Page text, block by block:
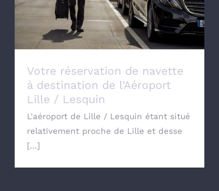
Votre réservation de navette
à destination de l’Aéroport
Lille / Lesquin
L'aéroport de Lille / Lesquin étant situé
relativement proche de Lille et desse
[...]